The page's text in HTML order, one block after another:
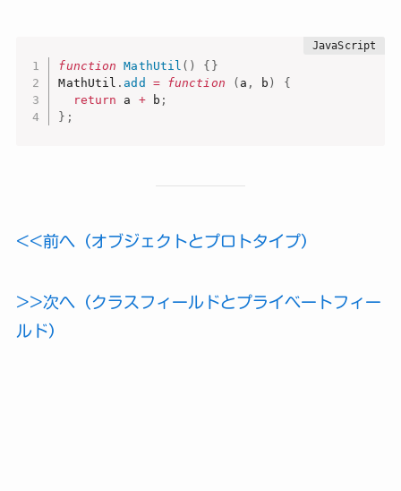
function MathUtil ( ) { }
MathUtil . add = function ( a , b )
{
return a + b ;
} ;
<<前へ（オブジェクトとプロトタイプ）
>>次へ（クラスフィールドとプライベートフィー
ルド）